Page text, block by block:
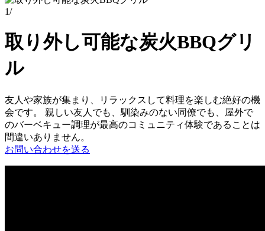
1/
取り外し可能な炭火BBQグリ
ル
友人や家族が集まり、リラックスして料理を楽しむ絶好の機
会です。 親しい友人でも、馴染みのない同僚でも、屋外で
のバーベキュー調理が最高のコミュニティ体験であることは
間違いありません。
お問い合わせを送る